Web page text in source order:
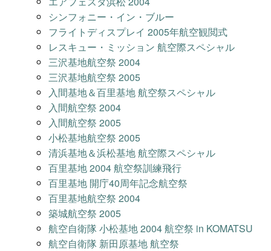
シンフォニー・イン・ブルー
フライトディスプレイ 2005年航空観閲式
レスキュー・ミッション 航空際スペシャル
三沢基地航空祭 2004
三沢基地航空祭 2005
入間基地＆百里基地 航空祭スペシャル
入間航空祭 2004
入間航空祭 2005
小松基地航空祭 2005
清浜基地＆浜松基地 航空際スペシャル
百里基地 2004 航空祭訓練飛行
百里基地 開庁40周年記念航空祭
百里基地航空祭 2004
築城航空祭 2005
航空自衛隊 小松基地 2004 航空祭 in KOMATSU
航空自衛隊 新田原基地 航空祭